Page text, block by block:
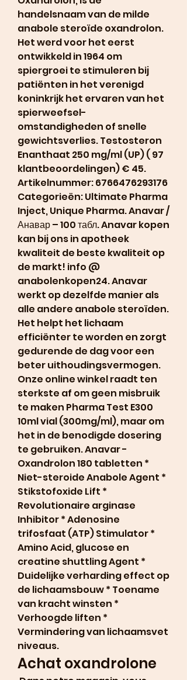
handelsnaam van de milde
anabole steroïde oxandrolon.
Het werd voor het eerst
ontwikkeld in 1964 om
spiergroei te stimuleren bij
patiënten in het verenigd
koninkrijk het ervaren van het
spierweefsel-
omstandigheden of snelle
gewichtsverlies. Testosteron
Enanthaat 250 mg/ml (UP) ( 97
klantbeoordelingen) € 45.
Artikelnummer: 6766476293176
Categorieën: Ultimate Pharma
Inject, Unique Pharma. Anavar /
Анавар – 100 табл. Anavar kopen
kan bij ons in apotheek
kwaliteit de beste kwaliteit op
de markt! info @
anabolenkopen24. Anavar
werkt op dezelfde manier als
alle andere anabole steroïden.
Het helpt het lichaam
efficiënter te worden en zorgt
gedurende de dag voor een
beter uithoudingsvermogen.
Onze online winkel raadt ten
sterkste af om geen misbruik
te maken Pharma Test E300
10ml vial (300mg/ml), maar om
het in de benodigde dosering
te gebruiken. Anavar -
Oxandrolon 180 tabletten *
Niet-steroide Anabole Agent *
Stikstofoxide Lift *
Revolutionaire arginase
Inhibitor * Adenosine
trifosfaat (ATP) Stimulator *
Amino Acid, glucose en
creatine shuttling Agent *
Duidelijke verharding effect op
de lichaamsbouw * Toename
van kracht winsten *
Verhoogde liften *
Vermindering van lichaamsvet
niveaus.
Achat oxandrolone